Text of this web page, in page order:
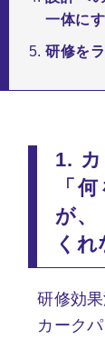
一体に
研修を
1.
「
が、
くれ
研修効
カーク